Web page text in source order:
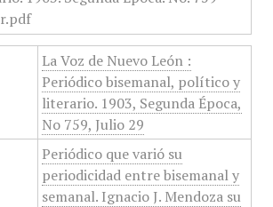
La Voz de Nuevo León :
Periódico bisemanal, político y
literario. 1903, Segunda Época,
No 759, Julio 29
Periódico que varió su
periodicidad entre bisemanal y
semanal. Ignacio J. Mendoza su